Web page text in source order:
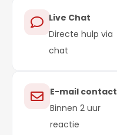
Live Chat
Directe hulp via
chat
E-mail contact
Binnen 2 uur
reactie